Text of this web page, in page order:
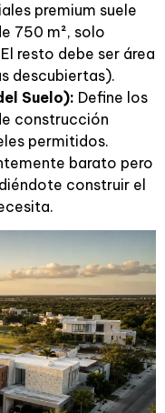
premium suele
750 m², solo
resto debe ser área
descubiertas).
Suelo): Define los
construcción
permitidos.
barato pero
construir el